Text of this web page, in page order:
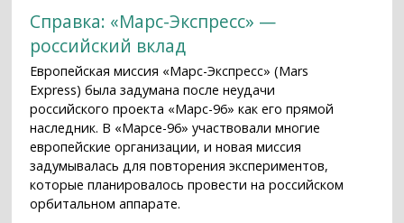
Справка: «Марс-Экспресс» —
российский вклад
Европейская миссия «Марс-Экспресс» (Mars
Express) была задумана после неудачи
российского проекта «Марс-96» как его прямой
наследник. В «Марсе-96» участвовали многие
европейские организации, и новая миссия
задумывалась для повторения экспериментов,
которые планировалось провести на российском
орбитальном аппарате.